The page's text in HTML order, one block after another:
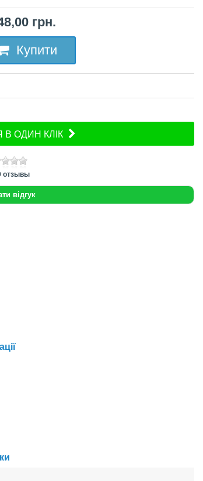
грн.
Купити
ОДИН КЛІК
отзывы
відгук